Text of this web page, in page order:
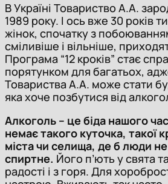
В Україні Товариство А.А.
1989 року. І ось вже 30 років
жінок, спочатку з
сміливіше і вільніше,
Програма “12 кроків” стає
порятунком для багатьох,
Товариства А.А. може стати
яка хоче позбутися від
Алкоголь – це біда нашого
немає такого куточка, такої
міста чи селища, де б люди
спиртне. Його п’ють у свята
радості і з горя. Для